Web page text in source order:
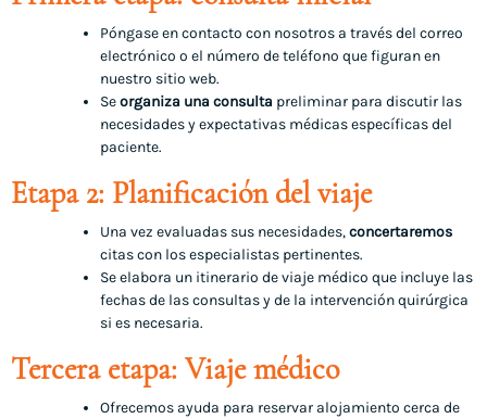
Póngase en contacto con nosotros a través del correo
electrónico o el número de teléfono que figuran en
nuestro sitio web.
Seorganiza una consulta preliminar para discutir las
necesidades y expectativas médicas específicas del
paciente.
Etapa 2: Planificación del viaje
Una vez evaluadas sus necesidades,concertaremos
citas con los especialistas pertinentes.
Se elabora un itinerario de viaje médico que incluye las
fechas de las consultas y de la intervención quirúrgica
si es necesaria.
Tercera etapa: Viaje médico
Ofrecemos ayuda para reservar alojamiento cerca de